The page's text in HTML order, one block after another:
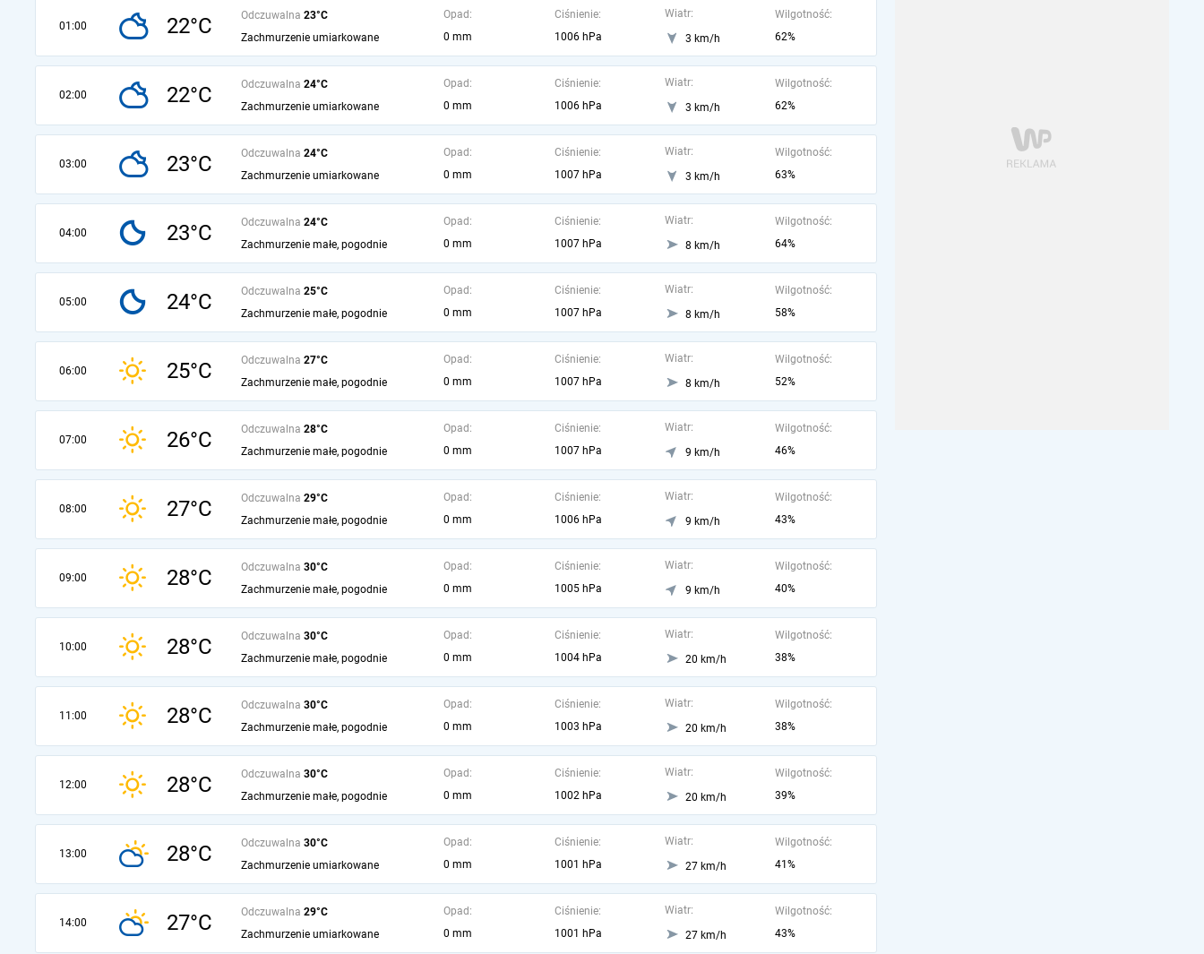
01:00 22°C Odczuwalna 23°C
Zachmurzenie umiarkowane
Opad:
0 mm
Ciśnienie:
1006 hPa
Wiatr:
3 km/h
Wilgotność:
62%
02:00 22°C Odczuwalna 24°C
Zachmurzenie umiarkowane
Opad:
0 mm
Ciśnienie:
1006 hPa
Wiatr:
3 km/h
Wilgotność:
62%
03:00 23°C Odczuwalna 24°C
Zachmurzenie umiarkowane
Opad:
0 mm
Ciśnienie:
1007 hPa
Wiatr:
3 km/h
Wilgotność:
63%
04:00 23°C Odczuwalna 24°C
Zachmurzenie małe, pogodnie
Opad:
0 mm
Ciśnienie:
1007 hPa
Wiatr:
8 km/h
Wilgotność:
64%
05:00 24°C Odczuwalna 25°C
Zachmurzenie małe, pogodnie
Opad:
0 mm
Ciśnienie:
1007 hPa
Wiatr:
8 km/h
Wilgotność:
58%
06:00 25°C Odczuwalna 27°C
Zachmurzenie małe, pogodnie
Opad:
0 mm
Ciśnienie:
1007 hPa
Wiatr:
8 km/h
Wilgotność:
52%
07:00 26°C Odczuwalna 28°C
Zachmurzenie małe, pogodnie
Opad:
0 mm
Ciśnienie:
1007 hPa
Wiatr:
9 km/h
Wilgotność:
46%
08:00 27°C Odczuwalna 29°C
Zachmurzenie małe, pogodnie
Opad:
0 mm
Ciśnienie:
1006 hPa
Wiatr:
9 km/h
Wilgotność:
43%
09:00 28°C Odczuwalna 30°C
Zachmurzenie małe, pogodnie
Opad:
0 mm
Ciśnienie:
1005 hPa
Wiatr:
9 km/h
Wilgotność:
40%
10:00 28°C Odczuwalna 30°C
Zachmurzenie małe, pogodnie
Opad:
0 mm
Ciśnienie:
1004 hPa
Wiatr:
20 km/h
Wilgotność:
38%
11:00 28°C Odczuwalna 30°C
Zachmurzenie małe, pogodnie
Opad:
0 mm
Ciśnienie:
1003 hPa
Wiatr:
20 km/h
Wilgotność:
38%
12:00 28°C Odczuwalna 30°C
Zachmurzenie małe, pogodnie
Opad:
0 mm
Ciśnienie:
1002 hPa
Wiatr:
20 km/h
Wilgotność:
39%
13:00 28°C Odczuwalna 30°C
Zachmurzenie umiarkowane
Opad:
0 mm
Ciśnienie:
1001 hPa
Wiatr:
27 km/h
Wilgotność:
41%
14:00 27°C Odczuwalna 29°C
Zachmurzenie umiarkowane
Opad:
0 mm
Ciśnienie:
1001 hPa
Wiatr:
27 km/h
Wilgotność:
43%